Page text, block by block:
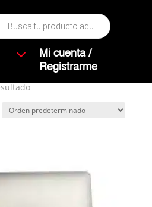
3
Mi cuenta /
Registrarme
“SILVETR”